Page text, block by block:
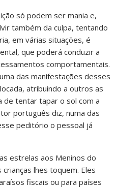
só podem ser mania e,
também da culpa, tentando
em várias situações, é
que poderá conduzir a
comportamentais.
das manifestações desses
atribuindo a outros as
de tentar tapar o sol com a
português diz, numa das
peditório o pessoal já
estrelas aos Meninos do
lhes toquem. Eles
fiscais ou para países